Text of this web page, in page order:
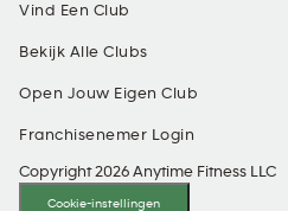
Vind Een Club
Bekijk Alle Clubs
Open Jouw Eigen Club
Franchisenemer Login
Copyright 2026 Anytime Fitness LLC
Cookie-instellingen